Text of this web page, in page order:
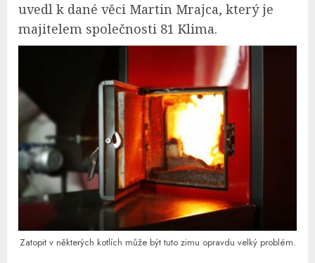
uvedl k dané věci Martin Mrajca, který je
majitelem společnosti 81 Klima.
Zatopit v některých kotlích může být tuto zimu opravdu velký problém.